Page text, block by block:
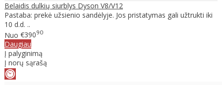
Belaidis dulkių siurblys Dyson V8/V12
Pastaba: prekė užsienio sandėlyje. Jos pristatymas gali užtrukti iki
10 d.d. ..
Nuo €39090
Daugiau
Į palyginimą
Į norų sąrašą